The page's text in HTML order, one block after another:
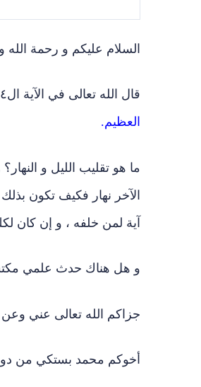
السلام عليكم و رحمة الله
قال الله تعالى في الآية ال٤٤ من سورة النور
العظيم.
ما هو تقليب الليل و
الآخر نهار فكيف تكون
آية لمن خلفه ، و إن كان
و هل هناك حدث علمي
جزاكم الله تعالى عني وعن
أخوكم محمد بستكي من